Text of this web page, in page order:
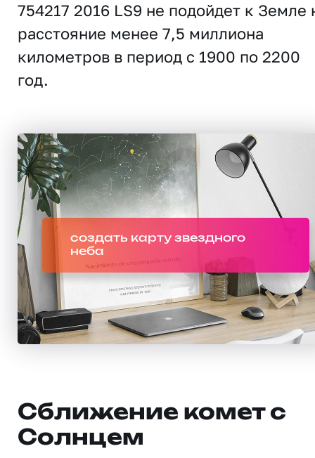
754217 2016 LS9 не подойдет к Земле
расстояние менее 7,5 миллиона
километров в период с 1900 по 2200
год.
создать карту звездного
неба
Сближение комет с
Солнцем